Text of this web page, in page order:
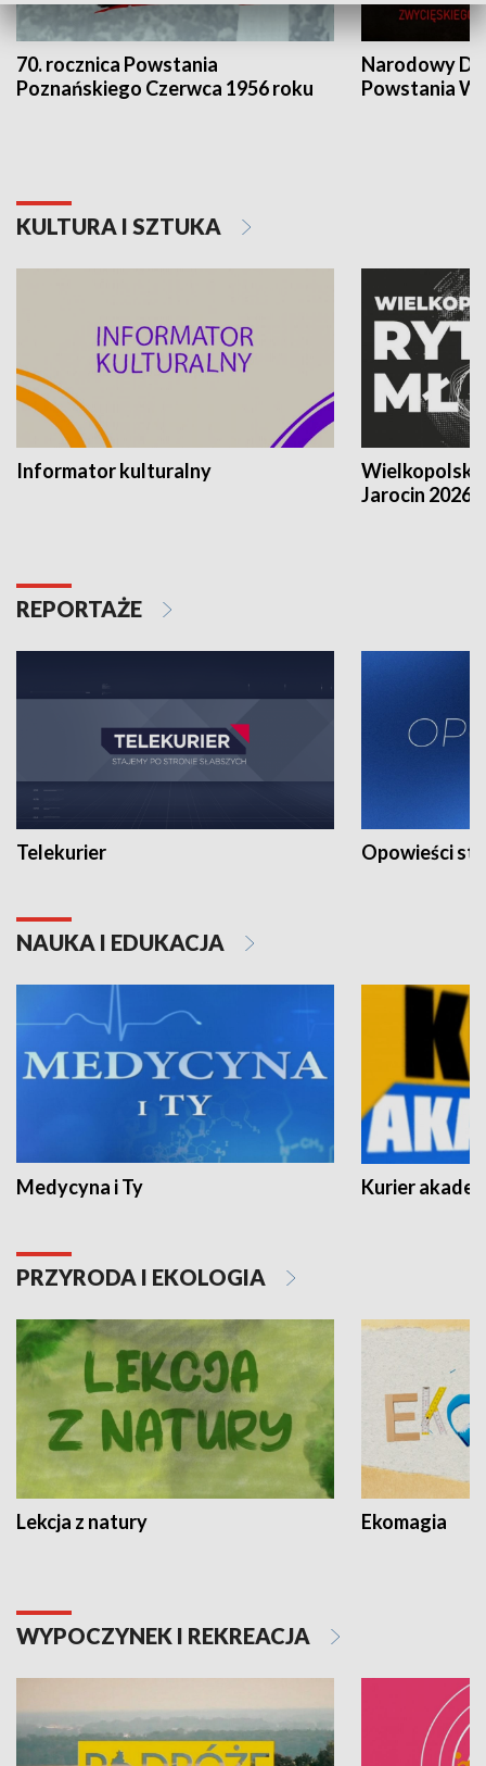
70. rocznica Powstania
Poznańskiego Czerwca 1956 roku
Narodowy
Powstania
KULTURA I SZTUKA
Informator kulturalny
Jarocin 2026
REPORTAŻE
Telekurier Opowieści
NAUKA I EDUKACJA
Medycyna i Ty Kurier
PRZYRODA I EKOLOGIA
Lekcja z natury Ekomagia
WYPOCZYNEK I REKREACJA